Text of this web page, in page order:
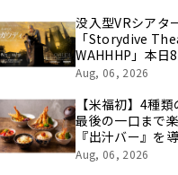
合時のエピソード
想いとともに振
映像を公開！
没入型VRシアタ
「Storydive
WAHHHP」本日8
『永遠なるガウデ
Aug, 06, 2026
【米福初】4種
最後の一口まで
『出汁バー』を
ぷら寿し 米福 リ
Aug, 06, 2026